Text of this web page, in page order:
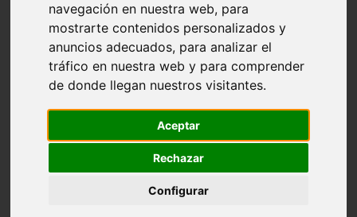
navegación en nuestra web, para
mostrarte contenidos personalizados y
anuncios adecuados, para analizar el
tráfico en nuestra web y para comprender
de donde llegan nuestros visitantes.
Aceptar
Rechazar
Configurar
c santa fe
c tierra de fuego
c tucuman
c zona austral
carmen
category
gijon
live
naturaleza